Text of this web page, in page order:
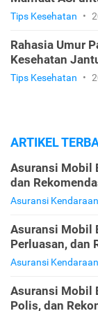
Tips Kesehatan •
Rahasia Umur
Kesehatan
Tips Kesehatan •
ARTIKEL
Asuransi Mobil
dan
Asuransi Kendaraan
Asuransi Mobil
Perluasan, dan
Asuransi Kendaraan
Asuransi Mobil
Polis, dan